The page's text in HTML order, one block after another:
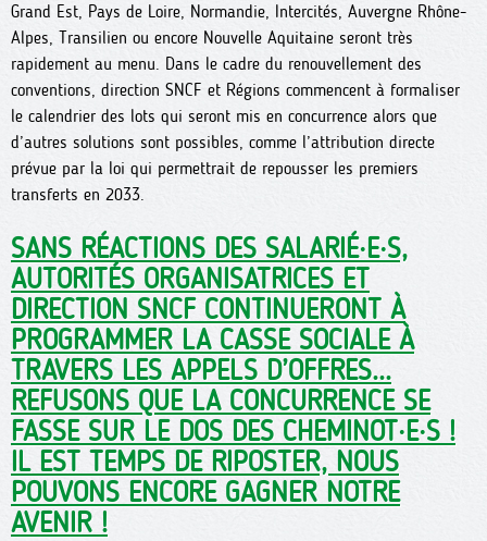
Grand Est, Pays de Loire, Normandie, Intercités, Auvergne Rhône-
Alpes, Transilien ou encore Nouvelle Aquitaine seront très
rapidement au menu. Dans le cadre du renouvellement des
conventions, direction SNCF et Régions commencent à formaliser
le calendrier des lots qui seront mis en concurrence alors que
d’autres solutions sont possibles, comme l’attribution directe
prévue par la loi qui permettrait de repousser les premiers
transferts en 2033.
SANS RÉACTIONS DES SALARIÉ·E·S,
AUTORITÉS ORGANISATRICES ET
DIRECTION SNCF CONTINUERONT À
PROGRAMMER LA CASSE SOCIALE À
TRAVERS LES APPELS D’OFFRES...
REFUSONS QUE LA CONCURRENCE SE
FASSE SUR LE DOS DES CHEMINOT·E·S !
IL EST TEMPS DE RIPOSTER, NOUS
POUVONS ENCORE GAGNER NOTRE
AVENIR !